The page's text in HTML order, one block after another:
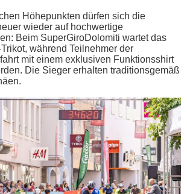
Höhepunkten dürfen sich die
wieder auf hochwertige
Beim SuperGiroDolomiti wartet das
während Teilnehmer der
mit einem exklusiven Funktionsshirt
Die Sieger erhalten traditionsgemäß